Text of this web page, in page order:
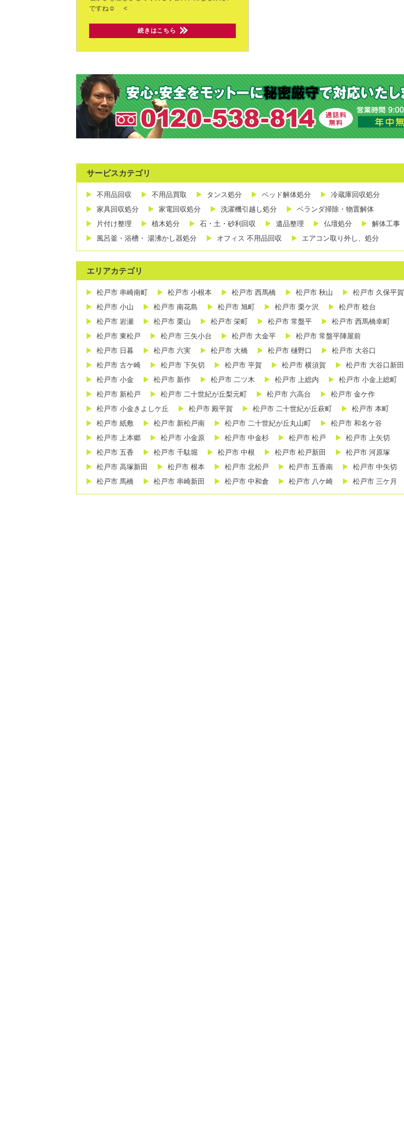
ですね☺️
<
続きはこちら
サービスカテゴリ
不用品回収 不用品買取 タンス処分 ベッド解体処分
冷蔵庫回収処分
家具回収処分
家電回収処分 洗濯機引越し処分
ベランダ掃除・物置解体
片付け整理
植木処分 石・土・砂利回収 遺品整理 仏壇処分
解体工事
風呂釜・浴槽・ 湯沸かし器処分
オフィス 不用品回収 エアコン取り外し、処分
エリアカテゴリ
松戸市 串崎南町 松戸市 小根本 松戸市 西馬橋 松戸市 秋山
松戸市 久保平賀
松戸市 小山
松戸市 南花島 松戸市 旭町 松戸市 栗ケ沢
松戸市 稔台
松戸市 岩瀬
松戸市 栗山 松戸市 栄町 松戸市 常盤平
松戸市 西馬橋幸町
松戸市 東松戸
松戸市 三矢小台 松戸市 大金平
松戸市 常盤平陣屋前
松戸市 日暮
松戸市 六実 松戸市 大橋 松戸市 樋野口
松戸市 大谷口
松戸市 古ケ崎
松戸市 下矢切 松戸市 平賀 松戸市 横須賀
松戸市 大谷口新田
松戸市 小金
松戸市 新作 松戸市 二ツ木 松戸市 上総内
松戸市 小金上総町
松戸市 新松戸
松戸市 二十世紀が丘梨元町 松戸市 六高台
松戸市 金ケ作
松戸市 小金きよしケ丘
松戸市 殿平賀 松戸市 二十世紀が丘萩町
松戸市 本町
松戸市 紙敷
松戸市 新松戸南 松戸市 二十世紀が丘丸山町
松戸市 和名ケ谷
松戸市 上本郷
松戸市 小金原 松戸市 中金杉 松戸市 松戸
松戸市 上矢切
松戸市 五香
松戸市 千駄堀 松戸市 中根 松戸市 松戸新田
松戸市 河原塚
松戸市 高塚新田
松戸市 根本 松戸市 北松戸 松戸市 五香南
松戸市 中矢切
松戸市 馬橋
松戸市 串崎新田 松戸市 中和倉 松戸市 八ケ崎 松戸市 三ケ月